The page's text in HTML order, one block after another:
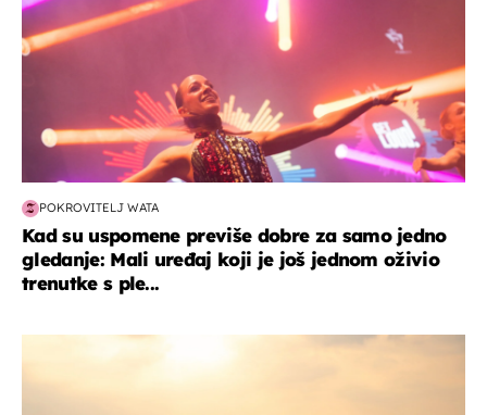
POKROVITELJ WATA
Kad su uspomene previše dobre za samo jedno
gledanje: Mali uređaj koji je još jednom oživio
trenutke s ple...